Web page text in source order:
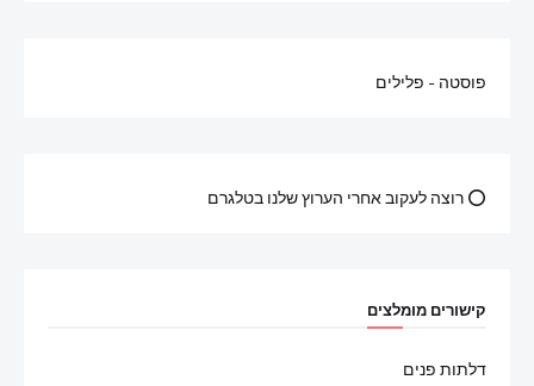
פוסטה - פלילים
⭕ רוצה לעקוב אחרי הערוץ שלנו בטלגרם
קישורים מומלצים
דלתות פנים